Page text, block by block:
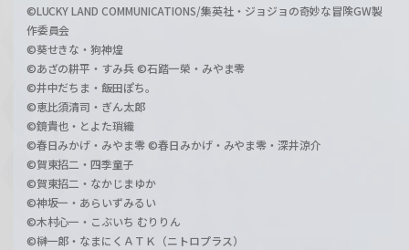
©LUCKY LAND COMMUNICATIONS/集英社・ジョジョの奇妙な冒険GW製
作委員会
©葵せきな・狗神煌
©あざの耕平・すみ兵 ©石踏一榮・みやま零
©井中だちま・飯田ぽち。
©恵比須清司・ぎん太郎
©鏡貴也・とよた瑣織
©春日みかげ・みやま零 ©春日みかげ・みやま零・深井涼介
©賀東招二・四季童子
©賀東招二・なかじまゆか
©神坂一・あらいずみるい
©木村心一・こぶいち むりりん
©榊一郎・なまにくＡＴＫ（ニトロプラス）